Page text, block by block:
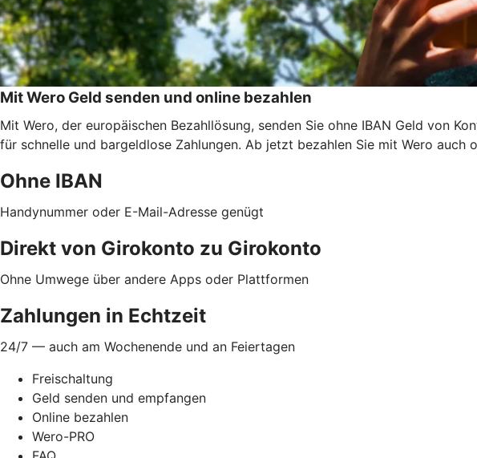
Mit Wero Geld senden und online bezahlen
Mit Wero, der europäischen Bezahllösung, senden Sie ohne IBAN Geld von
für schnelle und bargeldlose Zahlungen. Ab jetzt bezahlen Sie mit Wero auch
Ohne IBAN
Handynummer oder E-Mail-Adresse genügt
Direkt von Girokonto zu Girokonto
Ohne Umwege über andere Apps oder Plattformen
Zahlungen in Echtzeit
24/7 — auch am Wochenende und an Feiertagen
Freischaltung
Geld senden und empfangen
Online bezahlen
Wero-PRO